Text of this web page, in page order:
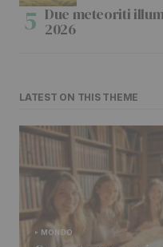
Due meteoriti
2026
LATEST ON THIS THEME
MONDO